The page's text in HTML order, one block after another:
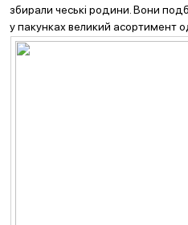
збирали чеські родини. Вони
у пакунках великий асортимент